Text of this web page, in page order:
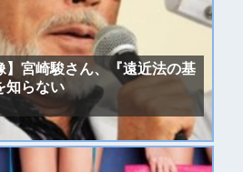
】宮崎駿さん、『遠近法の基
知らない